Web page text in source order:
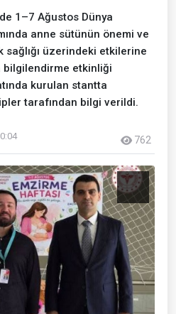
1–7 Ağustos Dünya
anne sütünün önemi ve
üzerindeki etkilerine
bilgilendirme etkinliği
kurulan stantta
tarafından bilgi verildi.
762